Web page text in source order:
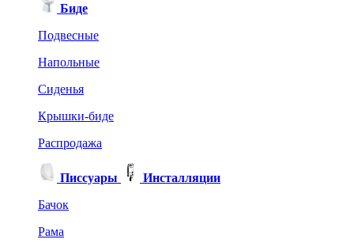
Биде
Подвесные
Напольные
Сиденья
Крышки-биде
Распродажа
Писсуары
Инсталляции
Бачок
Рама